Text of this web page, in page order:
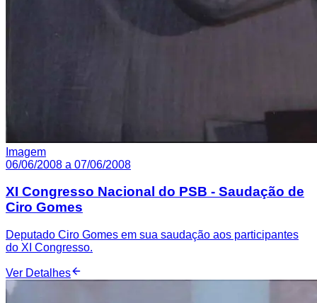
Imagem
06/06/2008 a 07/06/2008
XI Congresso Nacional do PSB - Saudação de
Ciro Gomes
Deputado Ciro Gomes em sua saudação aos participantes
do XI Congresso.
Ver Detalhes